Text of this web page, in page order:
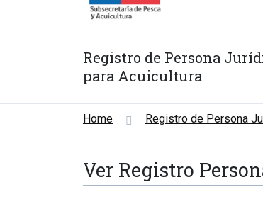
Registro de Persona
para Acuicultura
Home Registro de Persona
Ver Registro